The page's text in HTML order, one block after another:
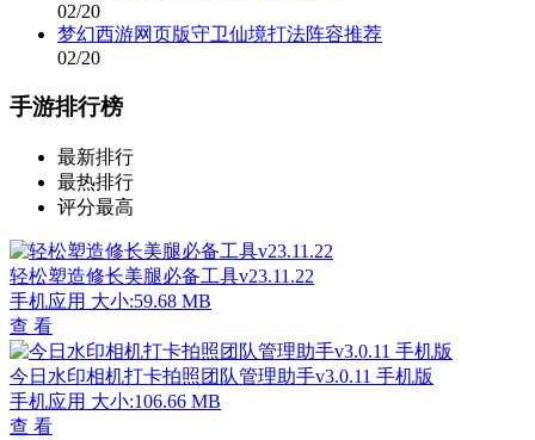
02/20
梦幻西游网页版守卫仙境打法阵容推荐
02/20
手游排行榜
最新排行
最热排行
评分最高
轻松塑造修长美腿必备工具v23.11.22
手机应用 大小:59.68 MB
查 看
今日水印相机打卡拍照团队管理助手v3.0.11 手机版
手机应用 大小:106.66 MB
查 看